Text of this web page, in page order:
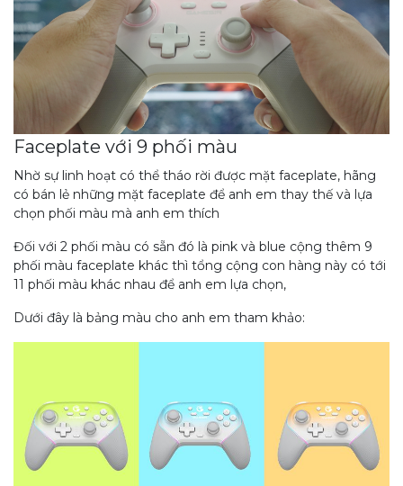
Faceplate với 9 phối màu
Nhờ sự linh hoạt có thể tháo rời được mặt faceplate, hãng
có bán lẻ những mặt faceplate để anh em thay thế và lựa
chọn phối màu mà anh em thích
Đối với 2 phối màu có sẵn đó là pink và blue cộng thêm 9
phối màu faceplate khác thì tổng cộng con hàng này có tới
11 phối màu khác nhau để anh em lựa chọn,
Dưới đây là bảng màu cho anh em tham khảo: